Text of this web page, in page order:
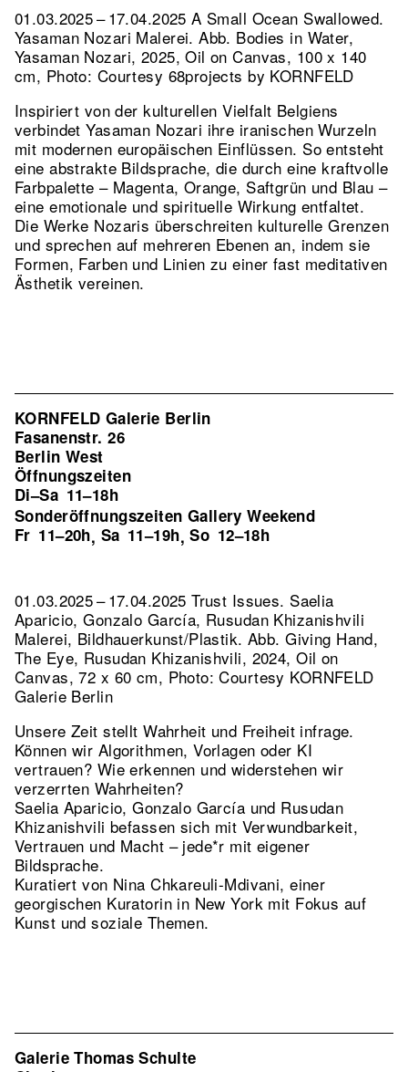
01.03.2025 – 17.04.2025 A Small Ocean Swallowed.
Yasaman Nozari Malerei.Abb. Bodies in Water,
Yasaman Nozari, 2025, Oil on Canvas, 100 x 140
cm, Photo: Courtesy 68projects by KORNFELD
Inspiriert von der kulturellen Vielfalt Belgiens
verbindet Yasaman Nozari ihre iranischen Wurzeln
mit modernen europäischen Einflüssen. So entsteht
eine abstrakte Bildsprache, die durch eine kraftvolle
Farbpalette – Magenta, Orange, Saftgrün und Blau –
eine emotionale und spirituelle Wirkung entfaltet.
Die Werke Nozaris überschreiten kulturelle Grenzen
und sprechen auf mehreren Ebenen an, indem sie
Formen, Farben und Linien zu einer fast meditativen
Ästhetik vereinen.
KORNFELD Galerie Berlin
Fasanenstr. 26
Berlin West
Öffnungszeiten
Di–Sa 11–18h
Sonderöffnungszeiten Gallery Weekend
Fr 11–20h, Sa 11–19h,So 12–18h
01.03.2025 – 17.04.2025 Trust Issues. Saelia
Aparicio, Gonzalo García, Rusudan Khizanishvili
Malerei, Bildhauerkunst/Plastik.Abb. Giving Hand,
The Eye, Rusudan Khizanishvili, 2024, Oil on
Canvas, 72 x 60 cm, Photo: Courtesy KORNFELD
Galerie Berlin
Unsere Zeit stellt Wahrheit und Freiheit infrage.
Können wir Algorithmen, Vorlagen oder KI
vertrauen? Wie erkennen und widerstehen wir
verzerrten Wahrheiten?
Saelia Aparicio, Gonzalo García und Rusudan
Khizanishvili befassen sich mit Verwundbarkeit,
Vertrauen und Macht – jede*r mit eigener
Bildsprache.
Kuratiert von Nina Chkareuli-Mdivani, einer
georgischen Kuratorin in New York mit Fokus auf
Kunst und soziale Themen.
Galerie Thomas Schulte